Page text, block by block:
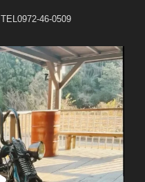
TEL0972-46-0509